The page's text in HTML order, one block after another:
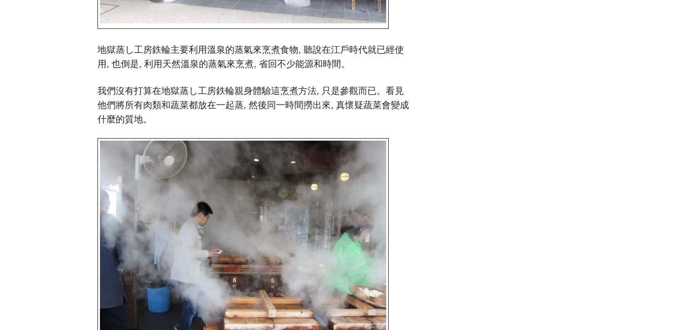
地獄蒸し工房鉄輪主要利用溫泉的蒸氣來烹煮食物, 聽說在江戶時代就已經使
用, 也倒是, 利用天然溫泉的蒸氣來烹煮, 省回不少能源和時間。
我們沒有打算在地獄蒸し工房鉄輪親身體驗這烹煮方法, 只是參觀而已。看見
他們將所有肉類和蔬菜都放在一起蒸, 然後同一時間撈出來, 真懷疑蔬菜會變成
什麼的質地。